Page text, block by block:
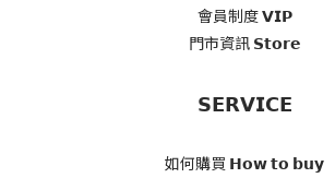
會員制度 𝗩𝗜𝗣
門市資訊 𝗦𝘁𝗼𝗿𝗲
𝗦𝗘𝗥𝗩𝗜𝗖𝗘
如何購買 𝗛𝗼𝘄 𝘁𝗼 𝗯𝘂𝘆